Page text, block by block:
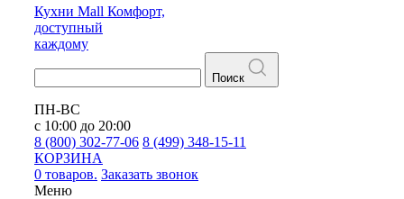
Кухни Mall Комфорт,
доступный
каждому
Поиск
ПН-ВС
с 10:00 до 20:00
8 (800) 302-77-06 8 (499) 348-15-11
КОРЗИНА
0 товаров. Заказать звонок
Меню